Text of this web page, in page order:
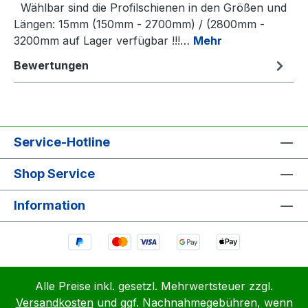
Wählbar sind die Profilschienen in den Größen und
Längen: 15mm (150mm - 2700mm) / (2800mm -
3200mm auf Lager verfügbar !!!… Mehr
Bewertungen
Service-Hotline
Shop Service
Information
Alle Preise inkl. gesetzl. Mehrwertsteuer zzgl.
Versandkostenund ggf. Nachnahmegebühren, wenn